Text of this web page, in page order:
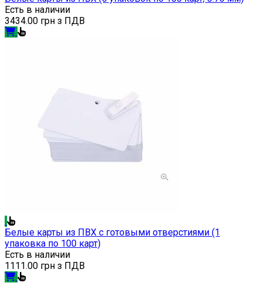
Есть в наличии
3434.00 грн з ПДВ
Белые карты из ПВХ с готовыми отверстиями (1
упаковка по 100 карт)
Есть в наличии
1111.00 грн з ПДВ